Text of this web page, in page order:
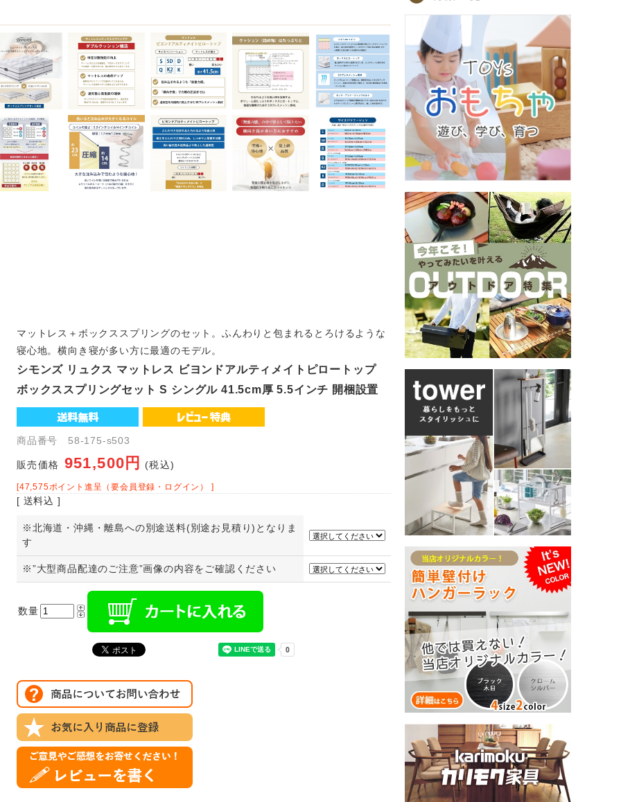
マットレス＋ボックススプリングのセット。ふんわりと包まれるとろけるような
寝心地。横向き寝が多い方に最適のモデル。
シモンズ リュクス マットレス ビヨンドアルティメイトピロートップ
ボックススプリングセット S シングル 41.5cm厚 5.5インチ 開梱設置
商品番号 58-175-s503
販売価格 951,500円 (税込)
[47,575ポイント進呈（要会員登録・ログイン） ]
[ 送料込 ]
※北海道・沖縄・離島への別途送料(別途お見積り)となりま
す
※”大型商品配達のご注意”画像の内容をご確認ください
数量